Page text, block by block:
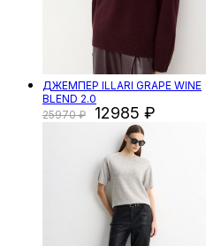
ДЖЕМПЕР ILLARI GRAPE WINE
BLEND 2.0
25970
12985